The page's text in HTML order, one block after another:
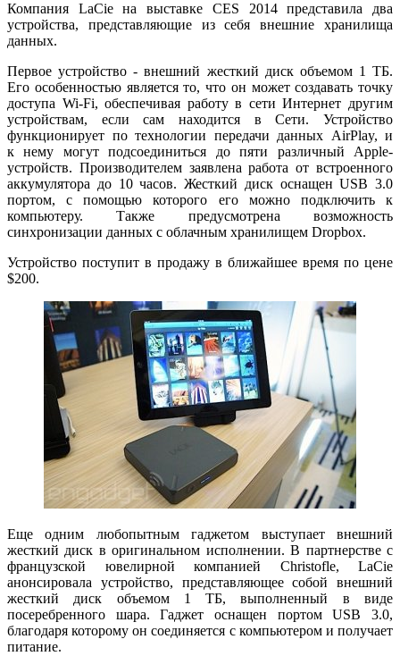
Компания LaCie на выставке CES 2014 представила два
устройства, представляющие из себя внешние хранилища
данных.
Первое устройство - внешний жесткий диск объемом 1 ТБ.
Его особенностью является то, что он может создавать точку
доступа Wi-Fi, обеспечивая работу в сети Интернет другим
устройствам, если сам находится в Сети. Устройство
функционирует по технологии передачи данных AirPlay, и
к нему могут подсоединиться до пяти различный Apple-
устройств. Производителем заявлена работа от встроенного
аккумулятора до 10 часов. Жесткий диск оснащен USB 3.0
портом, с помощью которого его можно подключить к
компьютеру. Также предусмотрена возможность
синхронизации данных с облачным хранилищем Dropbox.
Устройство поступит в продажу в ближайшее время по цене
$200.
Еще одним любопытным гаджетом выступает внешний
жесткий диск в оригинальном исполнении. В партнерстве с
французской ювелирной компанией Christofle, LaCie
анонсировала устройство, представляющее собой внешний
жесткий диск объемом 1 ТБ, выполненный в виде
посеребренного шара. Гаджет оснащен портом USB 3.0,
благодаря которому он соединяется с компьютером и получает
питание.